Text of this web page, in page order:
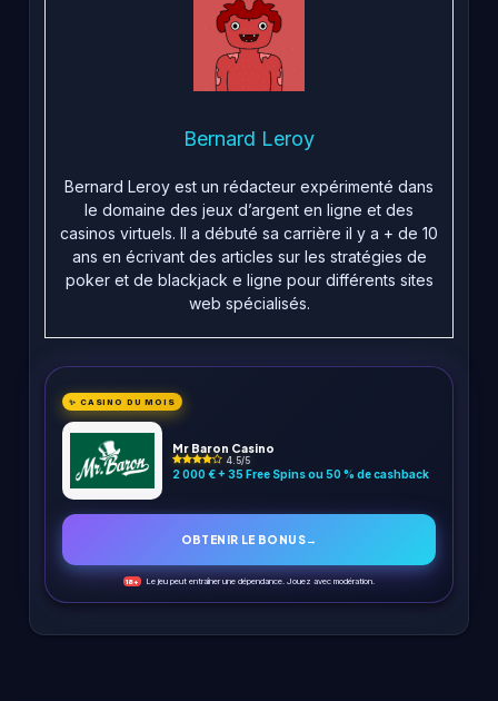
Bernard Leroy
Bernard Leroy est un rédacteur expérimenté dans
le domaine des jeux d’argent en ligne et des
casinos virtuels. Il a débuté sa carrière il y a + de 10
ans en écrivant des articles sur les stratégies de
poker et de blackjack e ligne pour différents sites
web spécialisés.
✨ CASINO DU MOIS
Mr Baron Casino
4.5/5
2 000 € + 35 Free Spins ou 50 % de cashback
OBTENIR LE BONUS→
18+ Le jeu peut entraîner une dépendance. Jouez avec modération.